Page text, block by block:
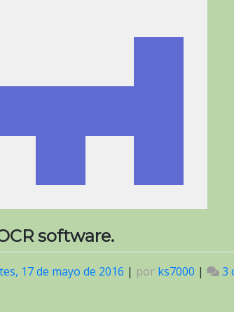
software.
17 de mayo de 2016 | por ks7000 | 3